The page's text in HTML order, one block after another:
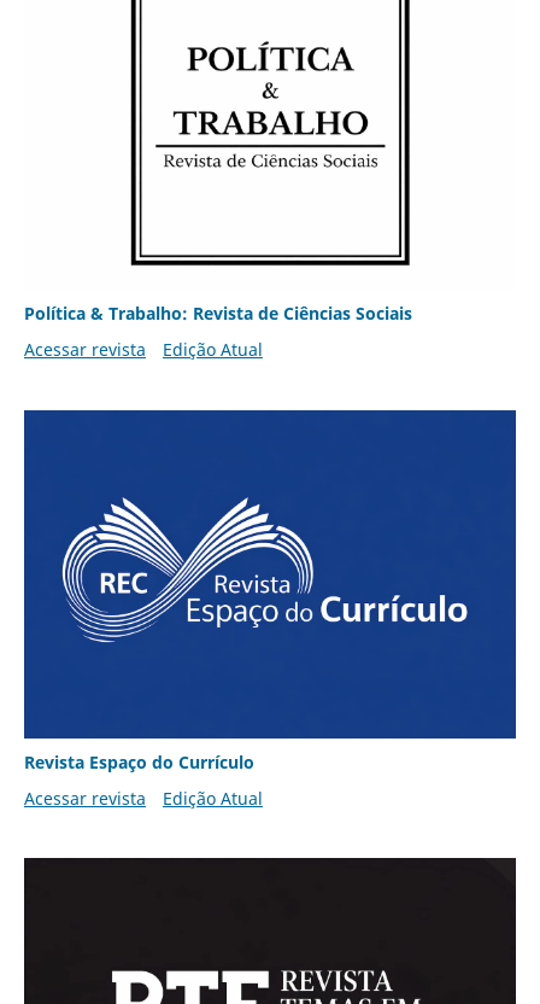
Política & Trabalho: Revista de Ciências Sociais
Acessar revista
Edição Atual
Revista Espaço do Currículo
Acessar revista
Edição Atual